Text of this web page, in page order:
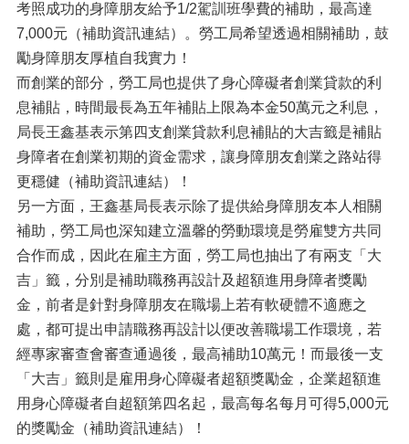
考照成功的身障朋友給予1/2駕訓班學費的補助，最高達
7,000元（補助資訊連結）。勞工局希望透過相關補助，鼓
勵身障朋友厚植自我實力！
而創業的部分，勞工局也提供了身心障礙者創業貸款的利
息補貼，時間最長為五年補貼上限為本金50萬元之利息，
局長王鑫基表示第四支創業貸款利息補貼的大吉籤是補貼
身障者在創業初期的資金需求，讓身障朋友創業之路站得
更穩健（補助資訊連結）！
另一方面，王鑫基局長表示除了提供給身障朋友本人相關
補助，勞工局也深知建立溫馨的勞動環境是勞雇雙方共同
合作而成，因此在雇主方面，勞工局也抽出了有兩支「大
吉」籤，分別是補助職務再設計及超額進用身障者獎勵
金，前者是針對身障朋友在職場上若有軟硬體不適應之
處，都可提出申請職務再設計以便改善職場工作環境，若
經專家審查會審查通過後，最高補助10萬元！而最後一支
「大吉」籤則是雇用身心障礙者超額獎勵金，企業超額進
用身心障礙者自超額第四名起，最高每名每月可得5,000元
的獎勵金（補助資訊連結）！